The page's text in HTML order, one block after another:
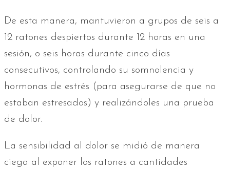
De esta manera, mantuvieron a grupos de seis a
12 ratones despiertos durante 12 horas en una
sesión, o seis horas durante cinco días
consecutivos, controlando su somnolencia y
hormonas de estrés (para asegurarse de que no
estaban estresados) y realizándoles una prueba
de dolor.
La sensibilidad al dolor se midió de manera
ciega al exponer los ratones a cantidades